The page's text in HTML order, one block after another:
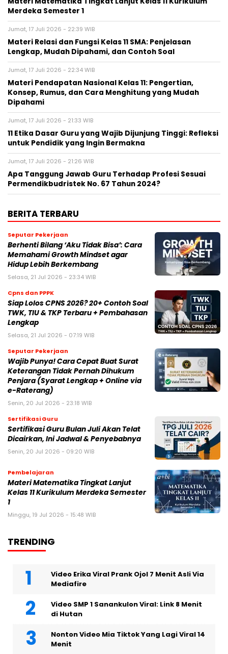
Merdeka Semester 1
Jumat, 17 Juli 2026 - 22:39 WIB
Materi Relasi dan Fungsi Kelas 11 SMA: Penjelasan
Lengkap, Mudah Dipahami, dan Contoh Soal
Jumat, 17 Juli 2026 - 22:34 WIB
Materi Pendapatan Nasional Kelas 11: Pengertian,
Konsep, Rumus, dan Cara Menghitung yang Mudah
Dipahami
Jumat, 17 Juli 2026 - 21:33 WIB
11 Etika Dasar Guru yang Wajib Dijunjung Tinggi: Refleksi
untuk Pendidik yang Ingin Bermakna
Jumat, 17 Juli 2026 - 21:26 WIB
Apa Tanggung Jawab Guru Terhadap Profesi Sesuai
Permendikbudristek No. 67 Tahun 2024?
BERITA TERBARU
Seputar Pekerjaan
Berhenti Bilang ‘Aku Tidak Bisa’: Cara
Memahami Growth Mindset agar
Hidup Lebih Berkembang
Selasa, 21 Jul 2026 - 23:34 WIB
Cpns dan PPPK
Siap Lolos CPNS 2026? 20+ Contoh Soal
TWK, TIU & TKP Terbaru + Pembahasan
Lengkap
Selasa, 21 Jul 2026 - 07:19 WIB
Seputar Pekerjaan
Wajib Punya! Cara Cepat Buat Surat
Keterangan Tidak Pernah Dihukum
Penjara (Syarat Lengkap + Online via
e-Raterang)
Senin, 20 Jul 2026 - 23:18 WIB
Sertifikasi Guru
Sertifikasi Guru Bulan Juli Akan Telat
Dicairkan, Ini Jadwal & Penyebabnya
Senin, 20 Jul 2026 - 09:20 WIB
Pembelajaran
Materi Matematika Tingkat Lanjut
Kelas 11 Kurikulum Merdeka Semester
1
Minggu, 19 Jul 2026 - 15:48 WIB
TRENDING
Video Erika Viral Prank Ojol 7 Menit Asli Via
Mediafire
Video SMP 1 Sanankulon Viral: Link 8 Menit
di Hutan
Nonton Video Mia Tiktok Yang Lagi Viral 14
Menit